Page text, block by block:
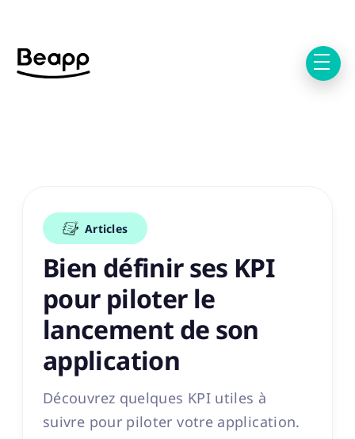
Articles
Bien définir ses KPI
pour piloter le
lancement de son
application
Découvrez quelques KPI utiles à
suivre pour piloter votre application.